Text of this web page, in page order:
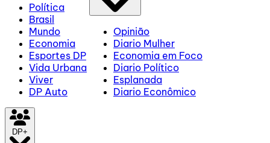
Política
Brasil
Mundo
Economia
Esportes DP
Vida Urbana
Viver
DP Auto
Opinião
Diario Mulher
Economia em Foco
Diario Político
Esplanada
Diario Econômico
DP+